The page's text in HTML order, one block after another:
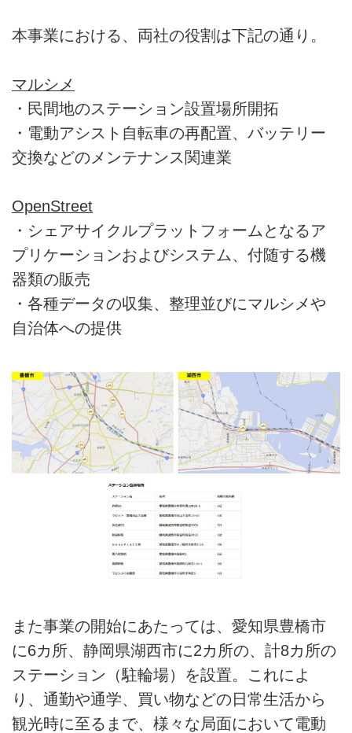
本事業における、両社の役割は下記の通り。
マルシメ
・民間地のステーション設置場所開拓
・電動アシスト自転車の再配置、バッテリー
交換などのメンテナンス関連業
OpenStreet
・シェアサイクルプラットフォームとなるア
プリケーションおよびシステム、付随する機
器類の販売
・各種データの収集、整理並びにマルシメや
自治体への提供
また事業の開始にあたっては、愛知県豊橋市
に6カ所、静岡県湖西市に2カ所の、計8カ所の
ステーション（駐輪場）を設置。これによ
り、通勤や通学、買い物などの日常生活から
観光時に至るまで、様々な局面において電動